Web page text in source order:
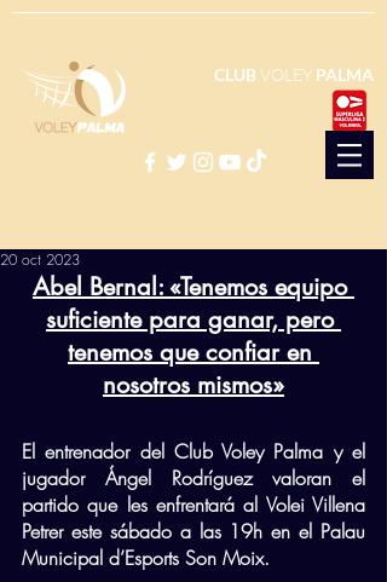
CLUBVOLEY PALMA
20 oct 2023
Abel Bernal: «Tenemos equipo
suficiente para ganar, pero
tenemos que confiar en
nosotros mismos»
El entrenador del Club Voley Palma y el
jugador Ángel Rodríguez valoran el
partido que les enfrentará al Volei Villena
Petrer este sábado a las 19h en el Palau
Municipal d’Esports Son Moix.